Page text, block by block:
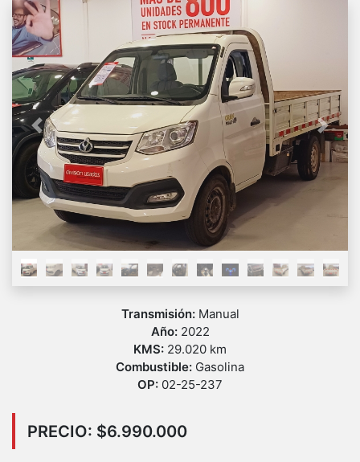
Previous Next
Transmisión: Manual
Año: 2022
KMS: 29.020 km
Combustible: Gasolina
OP: 02-25-237
PRECIO: $6.990.000